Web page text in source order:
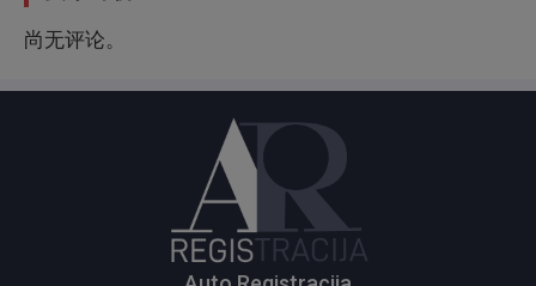
nije ni opran za slikanje kao što možete videti.
Prenos obavezan. Slobodno možete pisati na viber,
尚无评论。